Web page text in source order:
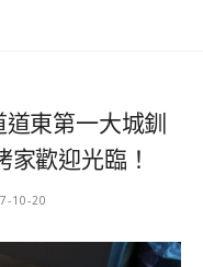
東第一大城釧
家歡迎光臨！
10-20